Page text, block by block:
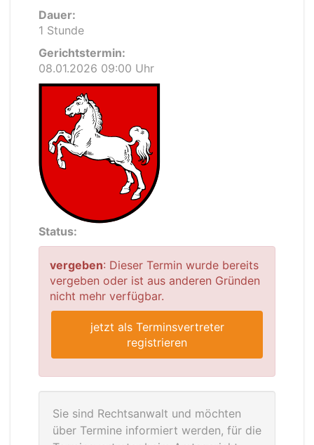
Dauer:
1 Stunde
Gerichtstermin:
08.01.2026 09:00 Uhr
Status:
vergeben: Dieser Termin wurde bereits
vergeben oder ist aus anderen Gründen
nicht mehr verfügbar.
jetzt als Terminsvertreter
registrieren
Sie sind Rechtsanwalt und möchten
über Termine informiert werden, für die